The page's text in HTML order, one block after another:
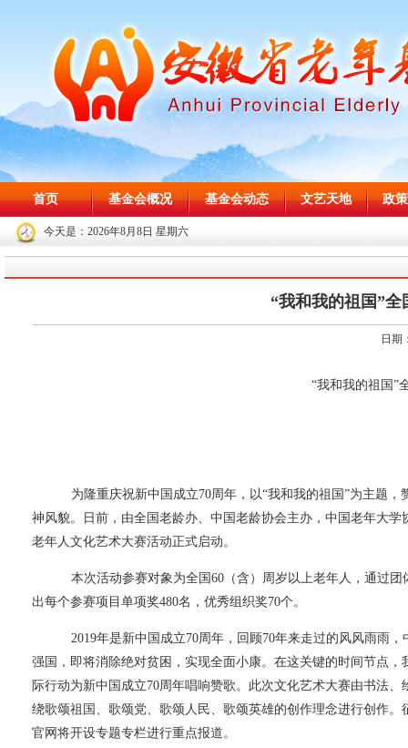
首页 基金会概况 基金会动态 文艺天地 政
今天是： 2026年8月8日 星期六
“我和我的祖国”
日期
“我和我的祖国”
为隆重庆祝新中国成立70周年，以“我和我的祖国”为主题
神风貌。日前，由全国老龄办、中国老龄协会主办，中国老年大
老年人文化艺术大赛活动正式启动。
本次活动参赛对象为全国 60（含）周岁以上老年人，通过
出每个参赛项目单项奖480名，优秀组织奖70个。
2019年是新中国成立70周年，回顾70年来走过的风风雨雨
强国，即将消除绝对贫困，实现全面小康。在这关键的时间节点
际行动为新中国成立70周年唱响赞歌。此次文化艺术大赛由书法
绕歌颂祖国、歌颂党、歌颂人民、歌颂英雄的创作理念进行创作
官网将开设专题专栏进行重点报道。